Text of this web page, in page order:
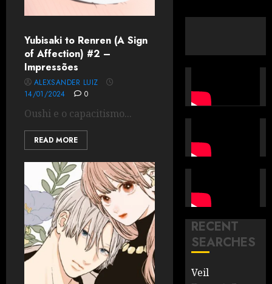
Yubisaki to Renren (A Sign
of Affection) #2 –
Impressões
ALEXSANDER LUIZ
14/01/2024
0
Oushi e o capacitismo...
READ MORE
RECENT
SEARCHES
Veil